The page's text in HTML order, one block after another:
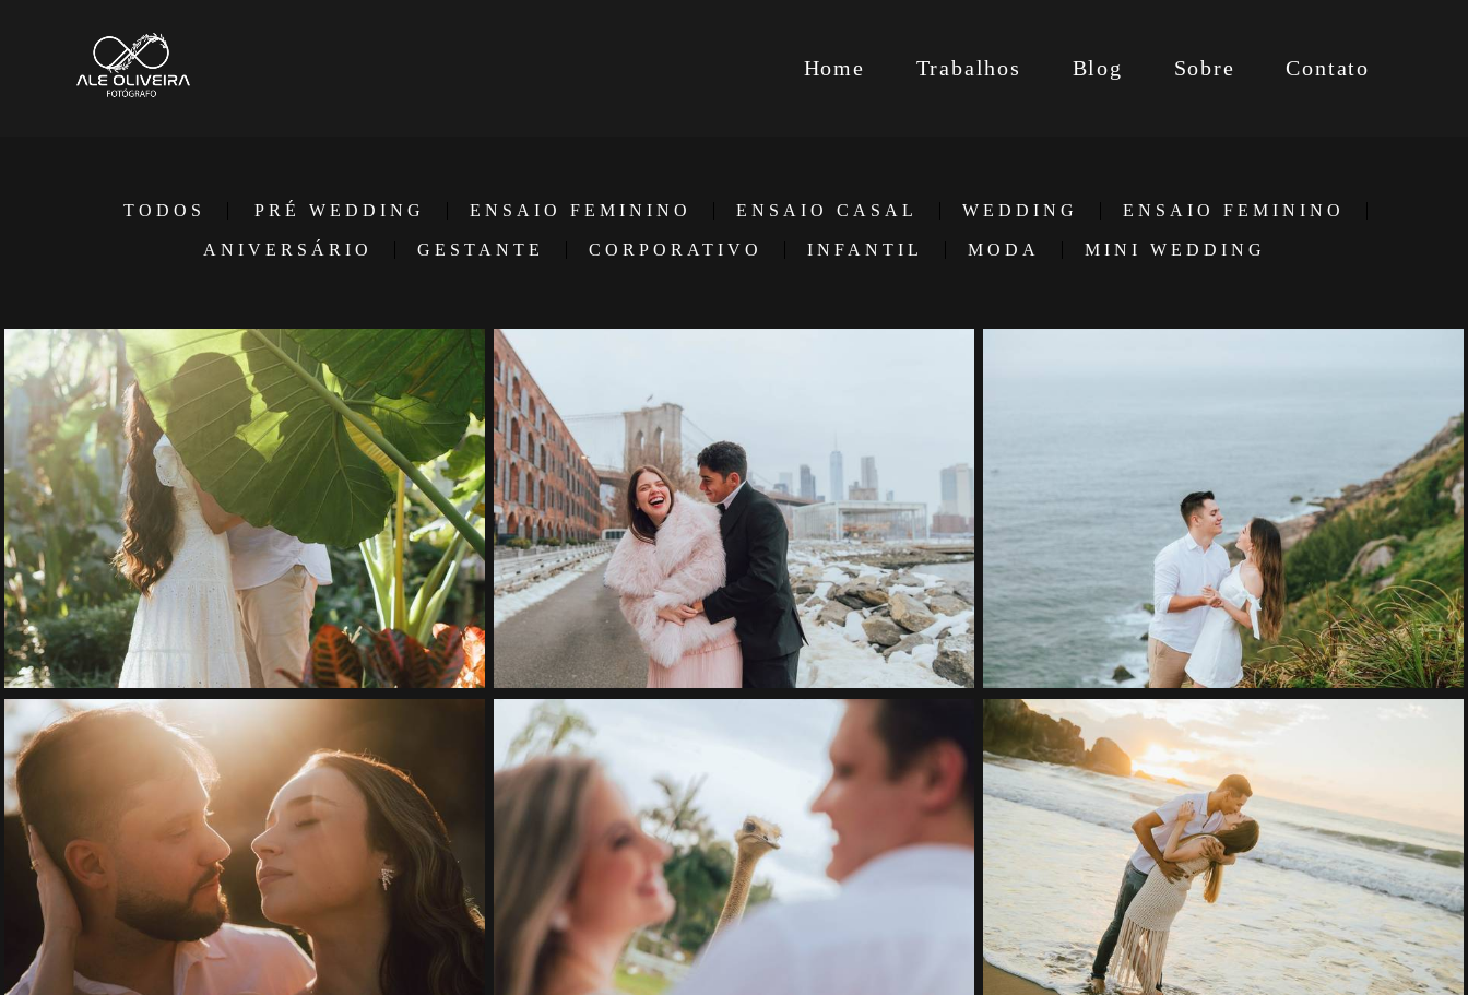
Home Trabalhos Blog Sobre Contato
TODOS PRÉ WEDDING ENSAIO FEMININO ENSAIO CASAL WEDDING ENSAIO FEMININO
ANIVERSÁRIO GESTANTE CORPORATIVO INFANTIL MODA MINI WEDDING